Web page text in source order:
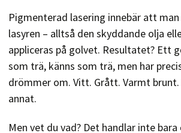
Pigmenterad lasering innebär att
lasyren – alltså den skyddande olja
appliceras på golvet. Resultatet? Ett
som trä, känns som trä, men har
drömmer om. Vitt. Grått. Varmt
annat.
Men vet du vad? Det handlar inte